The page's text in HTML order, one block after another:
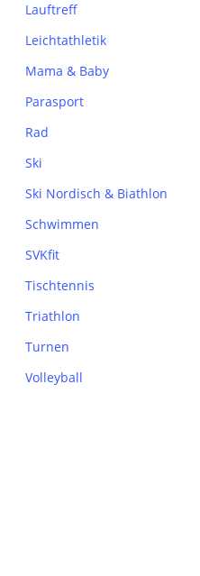
Lauftreff
Leichtathletik
Mama & Baby
Parasport
Rad
Ski
Ski Nordisch & Biathlon
Schwimmen
SVKfit
Tischtennis
Triathlon
Turnen
Volleyball